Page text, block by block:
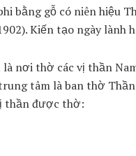
bằng gỗ có niên hiệu
Kiến tạo ngày lành
thờ các vị thần
tâm là ban thờ
thần được thờ: